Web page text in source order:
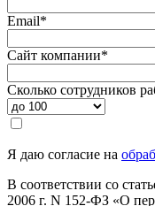
Email*
Сайт компании*
Сколько сотрудников
Я даю согласие на
В соответствии со
2006 г. N 152-ФЗ «О